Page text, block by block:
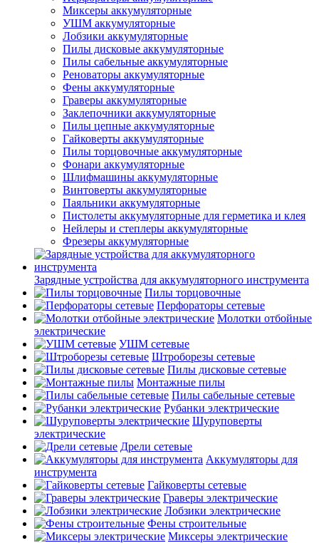
Миксеры аккумуляторные
УШМ аккумуляторные
Лобзики аккумуляторные
Пилы дисковые аккумуляторные
Пилы сабельные аккумуляторные
Реноваторы аккумуляторные
Фены аккумуляторные
Граверы аккумуляторные
Заклепочники аккумуляторные
Пилы цепные аккумуляторные
Гайковерты аккумуляторные
Пилы торцовочные аккумуляторные
Фонари аккумуляторные
Шлифмашины аккумуляторные
Винтоверты аккумуляторные
Паяльники аккумуляторные
Пистолеты аккумуляторные для герметика и клея
Нейлеры и степлеры аккумуляторные
Фрезеры аккумуляторные
Зарядные устройства для аккумуляторного инструмента
Пилы торцовочные
Перфораторы сетевые
Молотки отбойные
электрические
УШМ сетевые
Штроборезы сетевые
Пилы дисковые сетевые
Монтажные пилы
Пилы сабельные сетевые
Рубанки электрические
Шуруповерты
электрические
Дрели сетевые
Аккумуляторы для
инструмента
Гайковерты сетевые
Граверы электрические
Лобзики электрические
Фены строительные
Миксеры электрические